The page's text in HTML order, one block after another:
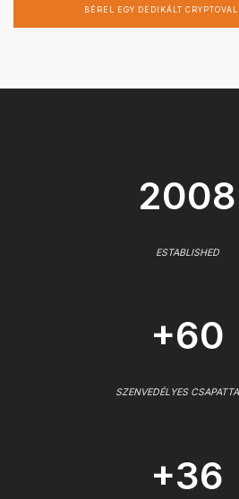
BÉREL EGY DEDIKÁLT
2008
ESTABLISHED
+60
SZENVEDÉLYES
+36